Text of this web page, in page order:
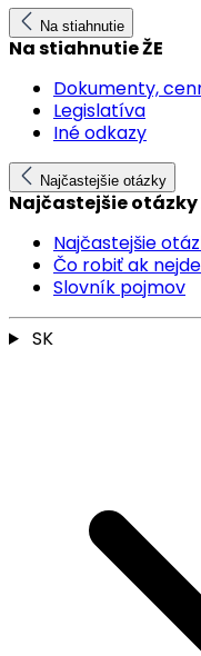
Na stiahnutie
Na stiahnutie ŽE
Dokumenty,
Legislatíva
Iné odkazy
Najčastejšie otázky
Najčastejšie otázky
Najčastejšie
Čo robiť ak
Slovník pojmov
SK